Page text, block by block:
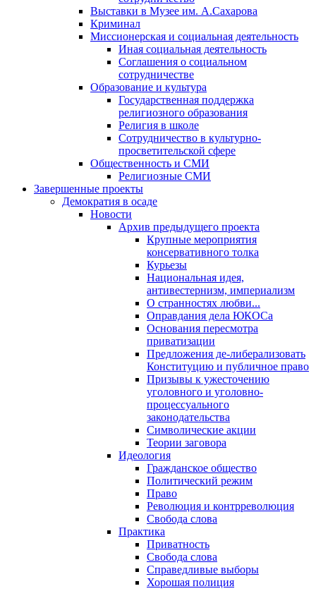
Выставки в Музее им. А.Сахарова
Криминал
Миссионерская и социальная деятельность
Иная социальная деятельность
Соглашения о социальном
сотрудничестве
Образование и культура
Государственная поддержка
религиозного образования
Религия в школе
Сотрудничество в культурно-
просветительской сфере
Общественность и СМИ
Религиозные СМИ
Завершенные проекты
Демократия в осаде
Новости
Архив предыдущего проекта
Крупные мероприятия
консервативного толка
Курьезы
Национальная идея,
антивестернизм, империализм
О странностях любви...
Оправдания дела ЮКОСа
Основания пересмотра
приватизации
Предложения де-либерализовать
Конституцию и публичное право
Призывы к ужесточению
уголовного и уголовно-
процессуального
законодательства
Символические акции
Теории заговора
Идеология
Гражданское общество
Политический режим
Право
Революция и контрреволюция
Свобода слова
Практика
Приватность
Свобода слова
Справедливые выборы
Хорошая полиция